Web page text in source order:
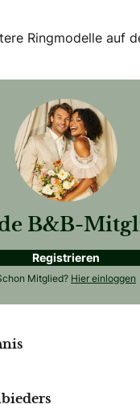
Ringmodelle auf
B&B-
Registrieren
Mitglied? Hier einloggen